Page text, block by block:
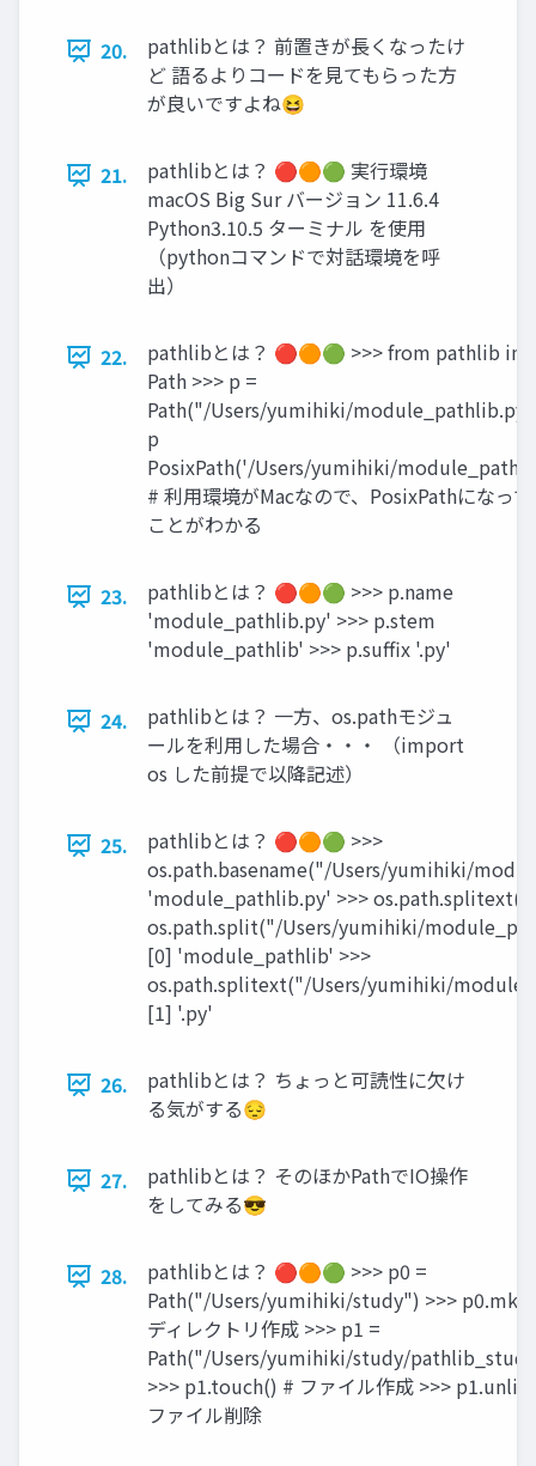
20.
pathlibとは？ 前置きが長くなったけ
ど 語るよりコードを見てもらった方
が良いですよね😆
21.
pathlibとは？ 🔴🟠🟢 実行環境
macOS Big Sur バージョン 11.6.4
Python3.10.5 ターミナル を使用
（pythonコマンドで対話環境を呼
出）
22.
pathlibとは？ 🔴🟠🟢 >>> from pathlib
Path >>> p =
Path("/Users/yumihiki/
p
PosixPath('/Users/yumihiki/
# 利用環境がMacなので、PosixPathになっ
ことがわかる
23.
pathlibとは？ 🔴🟠🟢 >>> p.name
'module_pathlib.py' >>> p.stem
'module_pathlib' >>> p.suffix '.py'
24.
pathlibとは？ 一方、os.pathモジュ
ールを利用した場合・・・ （import
os した前提で以降記述）
25.
pathlibとは？ 🔴🟠🟢 >>>
os.path.basename("/Users/yumihiki/
'module_pathlib.py' >>> os.path.splitext(
os.path.split("/Users/yumihiki/
[0] 'module_pathlib' >>>
os.path.splitext("/Users/yumihiki/
[1] '.py'
26.
pathlibとは？ ちょっと可読性に欠け
る気がする😔
27.
pathlibとは？ そのほかPathでIO操作
をしてみる😎
28.
pathlibとは？ 🔴🟠🟢 >>> p0 =
Path("/Users/yumihiki/study") >>>
ディレクトリ作成 >>> p1 =
Path("/Users/yumihiki/study/
>>> p1.touch() # ファイル作成 >>>
ファイル削除